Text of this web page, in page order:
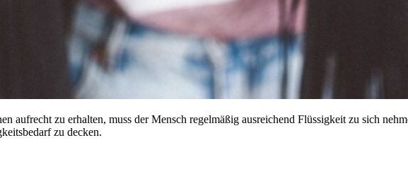
aufrecht zu erhalten, muss der Mensch regelmäßig ausreichend Flüssigkeit zu sich
zu decken.